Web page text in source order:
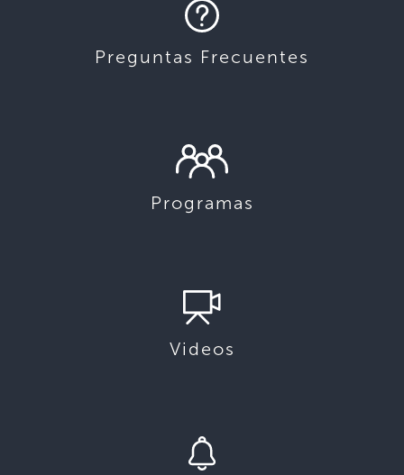
Preguntas Frecuentes
Programas
Videos